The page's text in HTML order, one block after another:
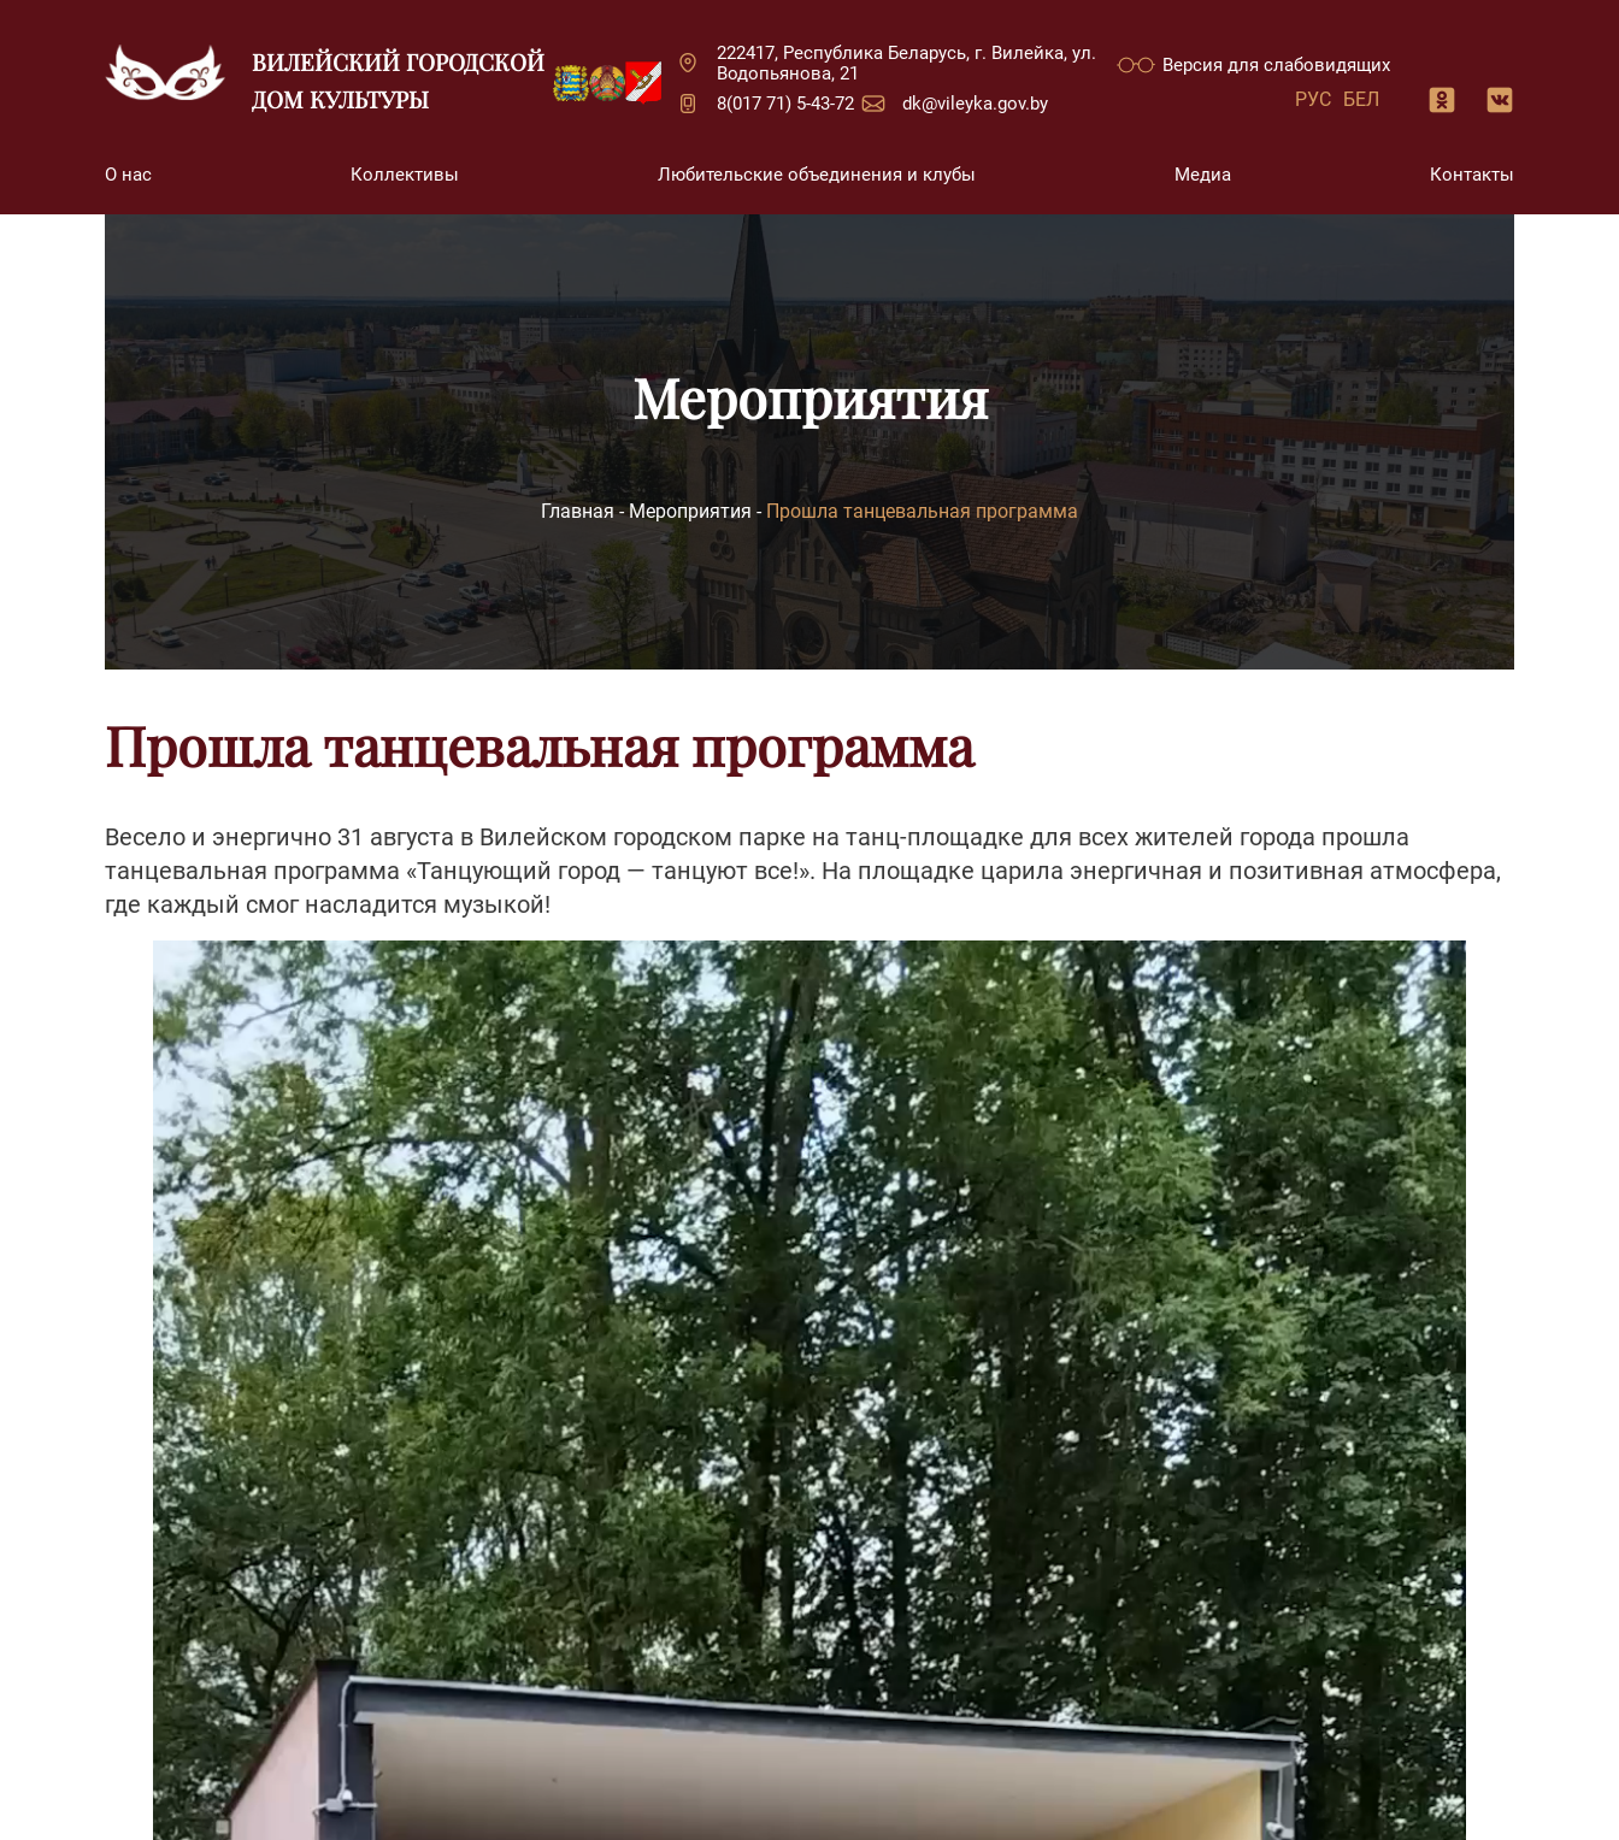
ВИЛЕЙСКИЙ ГОРОДСКОЙ
ДОМ КУЛЬТУРЫ
222417, Республика Беларусь, г. Вилейка, ул.
Водопьянова, 21
8(017 71) 5-43-72
dk@vileyka.gov.by
Версия для слабовидящих
РУС БЕЛ
О нас Коллективы Любительские объединения и клубы Медиа Контакты
Мероприятия
Главная-Мероприятия - Прошла танцевальная программа
Прошла танцевальная программа
Весело и энергично 31 августа в Вилейском городском парке на танц-площадке для всех жителей города прошла
танцевальная программа «Танцующий город — танцуют все!». На площадке царила энергичная и позитивная атмосфера,
где каждый смог насладится музыкой!